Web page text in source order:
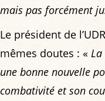
mais pas forcément
Le président de
mêmes doutes : « La
une bonne nouvelle
combativité et son